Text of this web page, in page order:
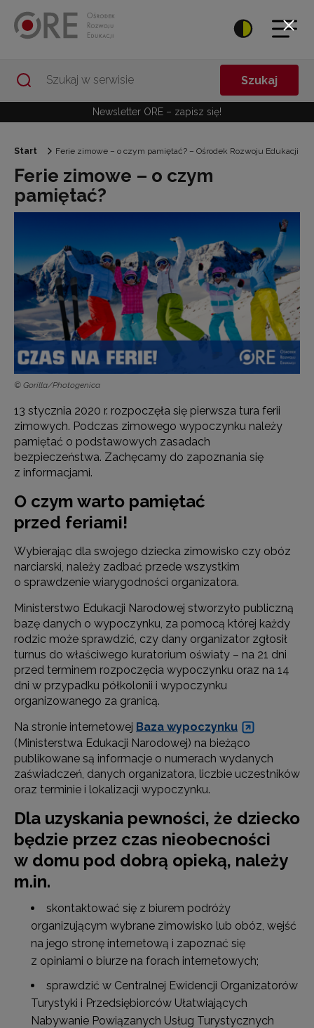
Szukaj
Newsletter ORE – zapisz się!
Start Ferie zimowe – o czym pamiętać? – Ośrodek Rozwoju Edukacji
Ferie zimowe – o czym
pamiętać?
© Gorilla/Photogenica
13 stycznia 2020 r. rozpoczęła się pierwsza tura ferii
zimowych. Podczas zimowego wypoczynku należy
pamiętać o podstawowych zasadach
bezpieczeństwa. Zachęcamy do zapoznania się
z informacjami.
O czym warto pamiętać
przed feriami!
Wybierając dla swojego dziecka zimowisko czy obóz
narciarski, należy zadbać przede wszystkim
o sprawdzenie wiarygodności organizatora.
Ministerstwo Edukacji Narodowej stworzyło publiczną
bazę danych o wypoczynku, za pomocą której każdy
rodzic może sprawdzić, czy dany organizator zgłosił
turnus do właściwego kuratorium oświaty – na 21 dni
przed terminem rozpoczęcia wypoczynku oraz na 14
dni w przypadku półkolonii i wypoczynku
organizowanego za granicą.
Na stronie internetowej Baza wypoczynku
(Ministerstwa Edukacji Narodowej) na bieżąco
publikowane są informacje o numerach wydanych
zaświadczeń, danych organizatora, liczbie uczestników
oraz terminie i lokalizacji wypoczynku.
Dla uzyskania pewności, że dziecko
będzie przez czas nieobecności
w domu pod dobrą opieką, należy
m.in.
skontaktować się z biurem podróży
organizującym wybrane zimowisko lub obóz, wejść
na jego stronę internetową i zapoznać się
z opiniami o biurze na forach internetowych;
sprawdzić w Centralnej Ewidencji Organizatorów
Turystyki i Przedsiębiorców Ułatwiających
Nabywanie Powiązanych Usług Turystycznych